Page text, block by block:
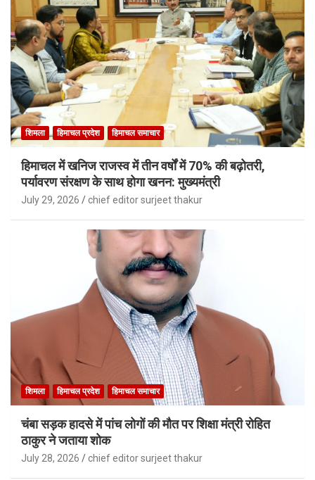
शिमला हिमाचल प्रदेश हिमाचल समाचार
हिमाचल में खनिज राजस्व में तीन वर्षों में 70% की बढ़ोतरी,
पर्यावरण संरक्षण के साथ होगा खनन: मुख्यमंत्री
July 29, 2026 chief editor surjeet thakur
शिमला हिमाचल प्रदेश हिमाचल समाचार
चंबा सड़क हादसे में पांच लोगों की मौत पर शिक्षा मंत्री रोहित
ठाकुर ने जताया शोक
July 28, 2026 chief editor surjeet thakur